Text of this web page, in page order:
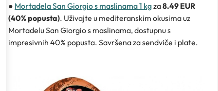
● Mortadela San Giorgio s maslinama 1 kgza8.49 EUR
(40% popusta). Uživajte u mediteranskim okusima uz
Mortadelu San Giorgio s maslinama, dostupnu s
impresivnih 40% popusta. Savršena za sendviče i plate.